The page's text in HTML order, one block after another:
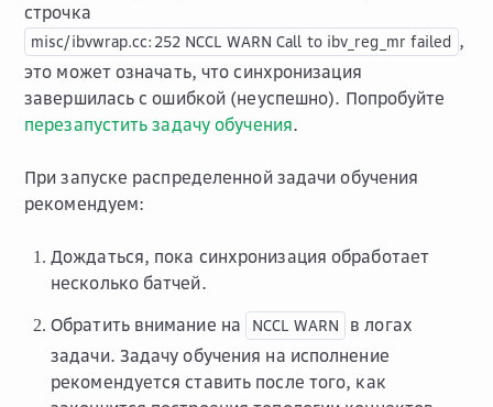
строчка
misc/ibvwrap.cc:252 NCCL WARN Call to ibv_reg_mr failed ,
это может означать, что синхронизация
завершилась с ошибкой (неуспешно). Попробуйте
перезапустить задачу обучения.
При запуске распределенной задачи обучения
рекомендуем:
Дождаться, пока синхронизация обработает
несколько батчей.
Обратить внимание на
NCCL WARN
в логах
задачи. Задачу обучения на исполнение
рекомендуется ставить после того, как